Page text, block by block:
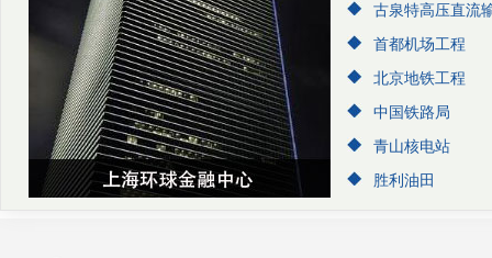
古泉特高压直流
首都机场工程
北京地铁工程
中国铁路局
青山核电站
胜利油田